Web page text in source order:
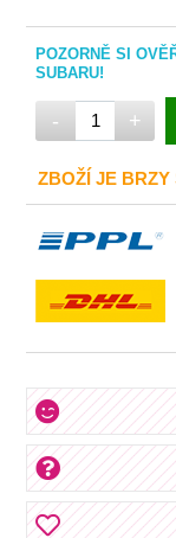
POZORNĚ SI
SUBARU!
- +
ZBOŽÍ JE BRZY